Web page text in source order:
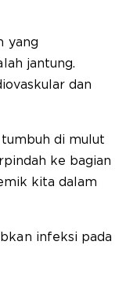
yang
jantung.
dan
di mulut
ke bagian
kita dalam
infeksi pada